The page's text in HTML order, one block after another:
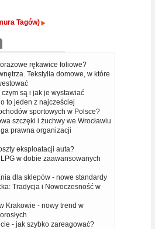
Tagów)
rękawice foliowe?
Tekstylia domowe, w które
są i jak je wystawiać
to jeden z najcześciej
sportowych w Polsce?
szczęki i żuchwy we Wrocławiu
prawna organizacji
eksploatacji auta?
w dobie zaawansowanych
dla sklepów - nowe standardy
Tradycja i Nowoczesność w
Krakowie - nowy trend w
- jak szybko zareagować?